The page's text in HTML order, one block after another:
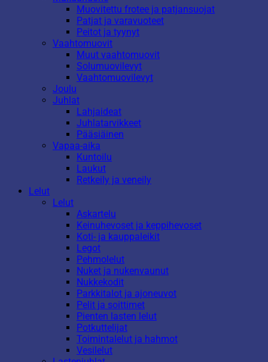
Muovitettu frotee ja patjansuojat
Patjat ja varavuoteet
Peitot ja tyynyt
Vaahtomuovit
Muut vaahtomuovit
Solumuovilevyt
Vaahtomuovilevyt
Joulu
Juhlat
Lahjaideat
Juhlatarvikkeet
Pääsiäinen
Vapaa-aika
Kuntoilu
Laukut
Retkeily ja veneily
Lelut
Lelut
Askartelu
Keinuhevoset ja keppihevoset
Koti- ja kauppaleikit
Legot
Pehmolelut
Nuket ja nukenvaunut
Nukkekodit
Parkkitalot ja ajoneuvot
Pelit ja soittimet
Pienten lasten lelut
Potkuttelijat
Toimintalelut ja hahmot
Vesilelut